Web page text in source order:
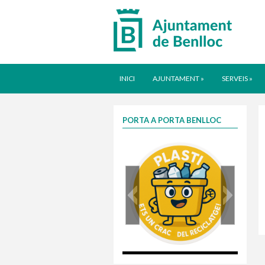
INICI AJUNTAMENT » SERVEIS »
PORTA A PORTA BENLLOC